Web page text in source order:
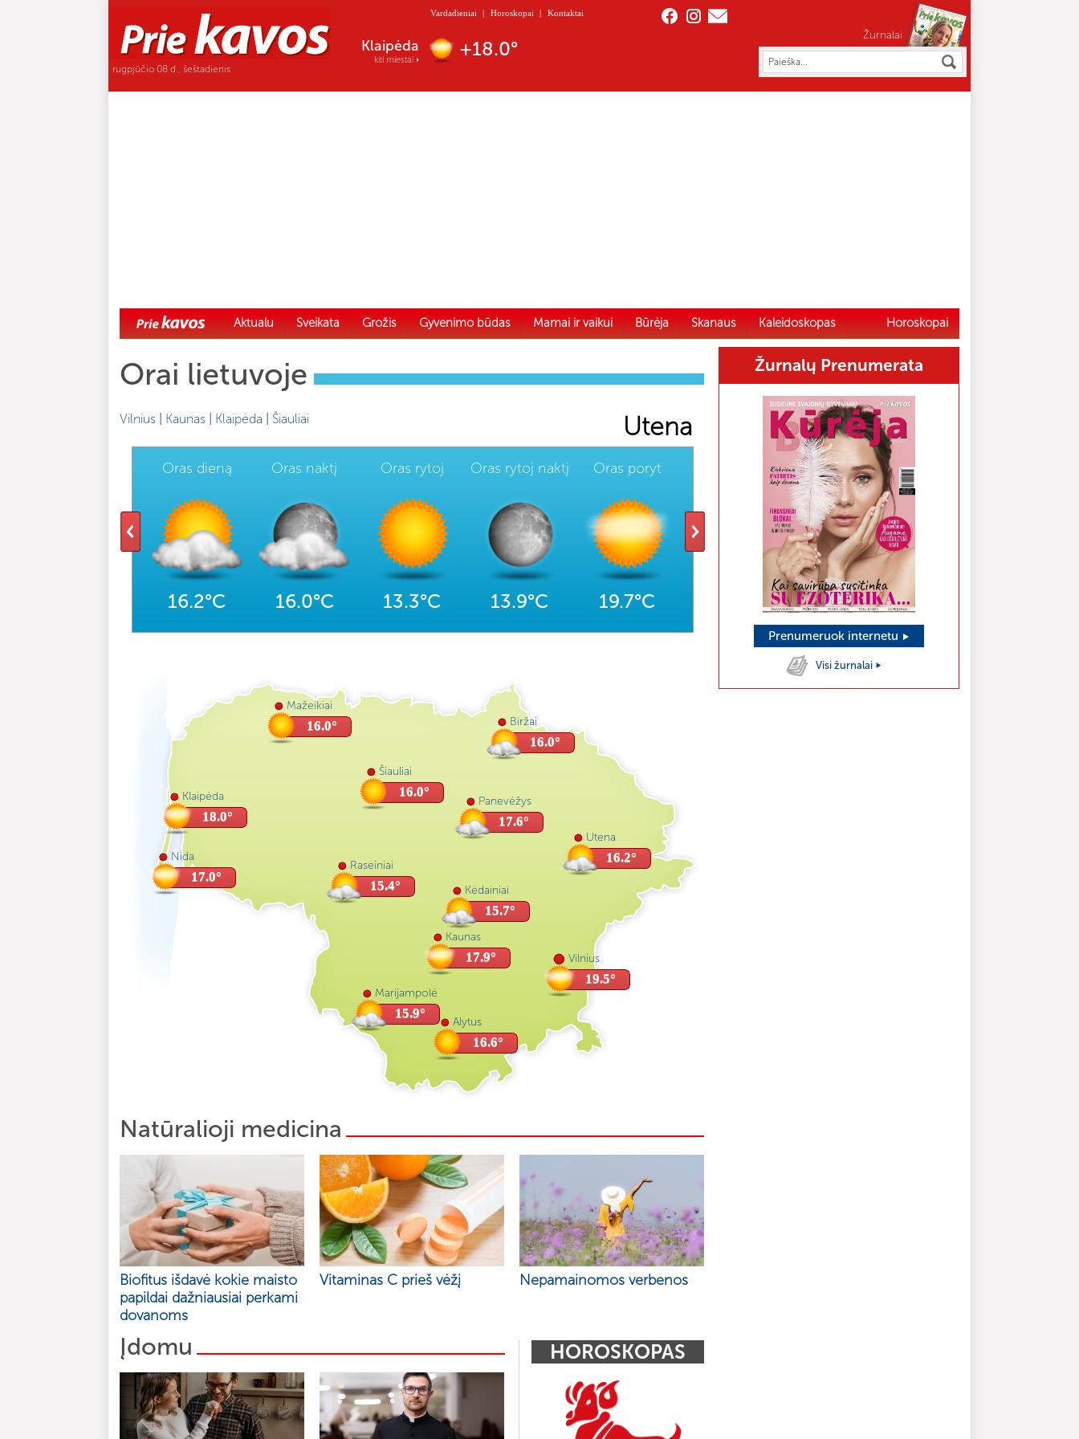
rugpjūčio 08 d., šeštadienis
Vardadieniai | Horoskopai | Kontaktai
Klaipėda
kiti miestai +18.0°
Žurnalai
Aktualu Sveikata Grožis Gyvenimo būdas Mamai ir vaikui Būrėja Skanaus Kaleidoskopas Horoskopai
Orai lietuvoje
Vilnius Kaunas Klaipėda Šiauliai Utena
Oras dieną
16.2°C
Oras naktį
16.0°C
Oras rytoj
13.3°C
Oras rytoj naktį
13.9°C
Oras poryt
19.7°C 22.5°C
Kaunas
17.9° Vilnius
19.5°
Klaipėda
18.0°
Nida
17.0°
Šiauliai
16.0°
Raseiniai
15.4°
Marijampolė
15.9°
Kėdainiai
15.7°
Panevėžys
17.6°
Biržai
16.0°
Utena
16.2°
Mažeikiai
16.0°
Alytus
16.6°
Natūralioji medicina
Biofitus išdavė kokie maisto
papildai dažniausiai perkami
dovanoms
Vitaminas C prieš vėžį Nepamainomos verbenos
HOROSKOPAS
Įdomu
Žurnalų Prenumerata
Prenumeruok internetu
Visi žurnalai